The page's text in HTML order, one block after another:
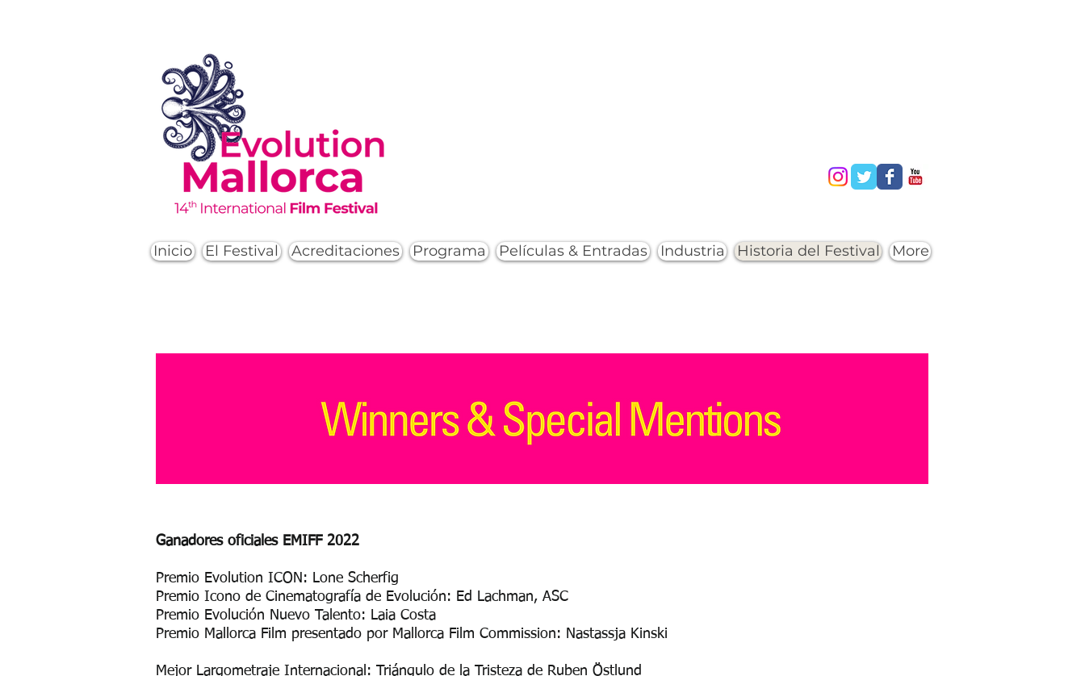
Inicio El Festival Acreditaciones Programa Películas & Entradas Industria Historia del Festival More
Ganadores oficiales EMIFF 2022
Premio Evolution ICON: Lone Scherfig
Premio Icono de Cinematografía de Evolución: Ed Lachman, ASC
Premio Evolución Nuevo Talento: Laia Costa
Premio Mallorca Film presentado por Mallorca Film Commission: Nastassja Kinski
Mejor Largometraje Internacional: Triángulo de la Tristeza de Ruben Östlund